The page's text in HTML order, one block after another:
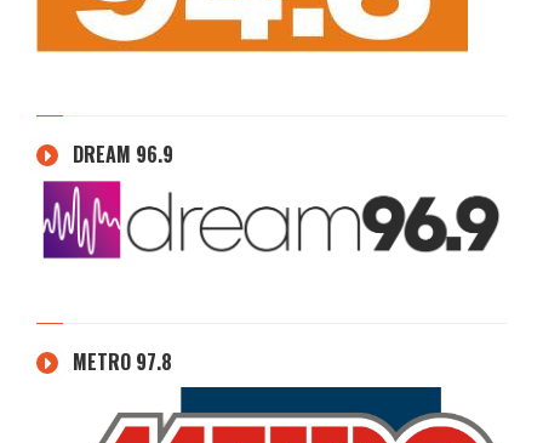
DREAM 96.9
METRO 97.8